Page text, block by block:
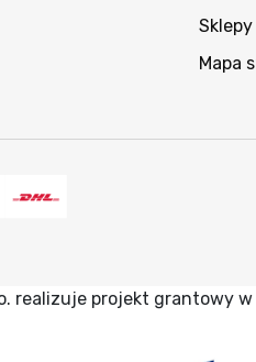
Mapa
realizuje projekt grantowy